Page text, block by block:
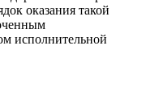
оказания такой
исполнительной